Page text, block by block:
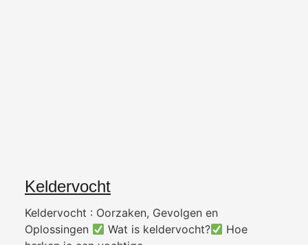
Keldervocht
Keldervocht : Oorzaken, Gevolgen en
Oplossingen
Wat is keldervocht?
Hoe